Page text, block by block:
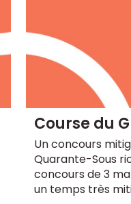
Course du
Un concours
Quarante-Sous
concours de 3
un temps très